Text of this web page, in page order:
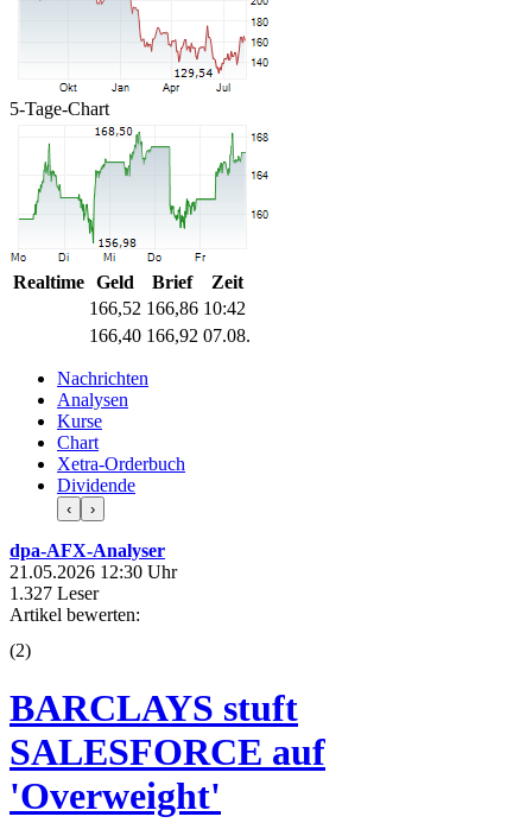
5-Tage-Chart
Realtime Geld Brief
Zeit
166,52 166,86 10:42
166,40 166,92 07.08.
Nachrichten
Analysen
Kurse
Chart
Xetra-Orderbuch
Dividende
‹ ›
dpa-AFX-Analyser
21.05.2026 12:30 Uhr
1.327 Leser
Artikel bewerten:
(2)
BARCLAYS stuft
SALESFORCE auf
'Overweight'